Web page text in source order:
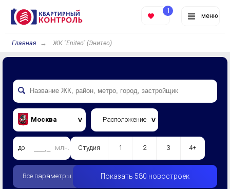
меню
1
Главная ЖК "Eniteo" (Энитео)
Москва Расположение
до млн. Студия 1 2 3 4+
Все параметры Показать 580 новостроек